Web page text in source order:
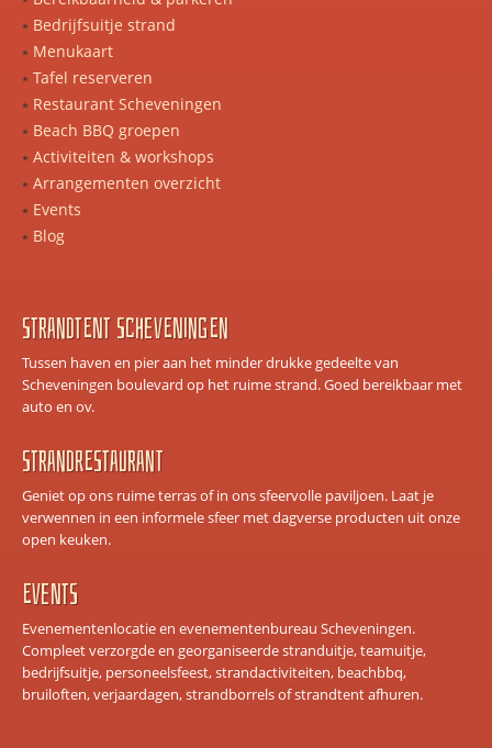
Strandtent scheveningen
Tussen haven en pier aan het minder drukke gedeelte van
Scheveningen boulevard op het ruime strand. Goed bereikbaar met
auto en ov.
Strandrestaurant
Geniet op ons ruime terras of in ons sfeervolle paviljoen. Laat je
verwennen in een informele sfeer met dagverse producten uit onze
open keuken.
Events
Evenementenlocatie en evenementenbureau Scheveningen.
Compleet verzorgde en georganiseerde stranduitje, teamuitje,
bedrijfsuitje, personeelsfeest, strandactiviteiten, beachbbq,
bruiloften, verjaardagen, strandborrels of strandtent afhuren.
Bedrijfsuitje strand
Menukaart
Tafel reserveren
Restaurant Scheveningen
Beach BBQ groepen
Activiteiten & workshops
Arrangementen overzicht
Events
Blog